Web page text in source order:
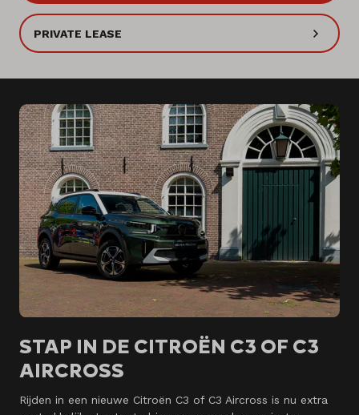
PRIVATE LEASE
STAP IN DE CITROËN C3 OF C3
AIRCROSS
Rijden in een nieuwe Citroën C3 of C3 Aircross is nu extra